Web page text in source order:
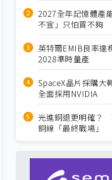
2027全年記憶體產
不宣」只怕買不夠
英特爾EMIB良率
2028準時量產
SpaceX晶片採購
全面採用NVIDIA
光進銅退更明確？
銅線「最終戰場」